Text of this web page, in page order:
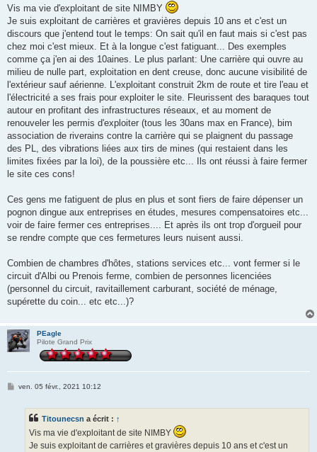
s
s
a
g
e
Vis ma vie d'exploitant de site NIMBY
Je suis exploitant de carrières et gravières depuis 10 ans et c'est un
discours que j'entend tout le temps: On sait qu'il en faut mais si c'est pas
chez moi c'est mieux. Et à la longue c'est fatiguant... Des exemples
comme ça j'en ai des 10aines. Le plus parlant: Une carrière qui ouvre au
milieu de nulle part, exploitation en dent creuse, donc aucune visibilité de
l'extérieur sauf aérienne. L'exploitant construit 2km de route et tire l'eau et
l'électricité a ses frais pour exploiter le site. Fleurissent des baraques tout
autour en profitant des infrastructures réseaux, et au moment de
renouveler les permis d'exploiter (tous les 30ans max en France), bim
association de riverains contre la carrière qui se plaignent du passage
des PL, des vibrations liées aux tirs de mines (qui restaient dans les
limites fixées par la loi), de la poussière etc... Ils ont réussi à faire fermer
le site ces cons!
Ces gens me fatiguent de plus en plus et sont fiers de faire dépenser un
pognon dingue aux entreprises en études, mesures compensatoires etc...
voir de faire fermer ces entreprises.... Et après ils ont trop d'orgueil pour
se rendre compte que ces fermetures leurs nuisent aussi.
Combien de chambres d'hôtes, stations services etc... vont fermer si le
circuit d'Albi ou Prenois ferme, combien de personnes licenciées
(personnel du circuit, ravitaillement carburant, société de ménage,
supérette du coin... etc etc...)?
PEagle
Pilote Grand Prix
Mven. 05 févr., 2021 10:12
Titounecsn a écrit : ↑
Vis ma vie d'exploitant de site NIMBY
Je suis exploitant de carrières et gravières depuis 10 ans et c'est un